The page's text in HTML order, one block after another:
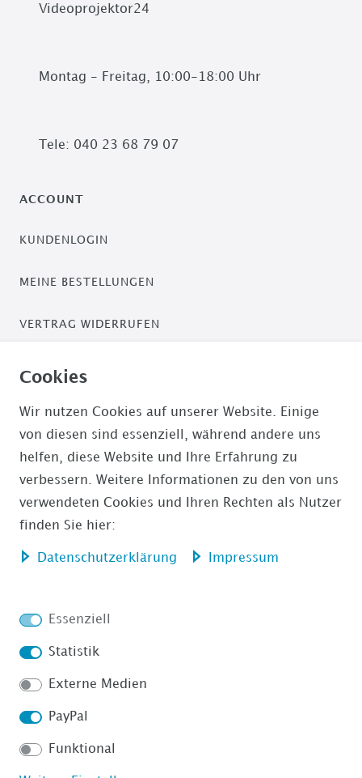
Videoprojektor24
Montag - Freitag, 10:00-18:00 Uhr
Tele: 040 23 68 79 07
ACCOUNT
KUNDENLOGIN
MEINE BESTELLUNGEN
VERTRAG WIDERRUFEN
PAYPAL / PAYPAL PLUS
AGB Barrierefreiheitserklärung
Cookies
Wir nutzen Cookies auf unserer Website. Einige
von diesen sind essenziell, während andere uns
helfen, diese Website und Ihre Erfahrung zu
verbessern. Weitere Informationen zu den von uns
verwendeten Cookies und Ihren Rechten als Nutzer
finden Sie hier:
Daten­schutz­erklärung Impressum
Essenziell
Statistik
Externe Medien
PayPal
Funktional